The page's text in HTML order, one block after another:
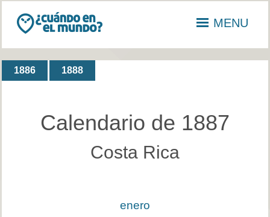
MENU
1886 1888
Calendario de 1887
Costa Rica
enero